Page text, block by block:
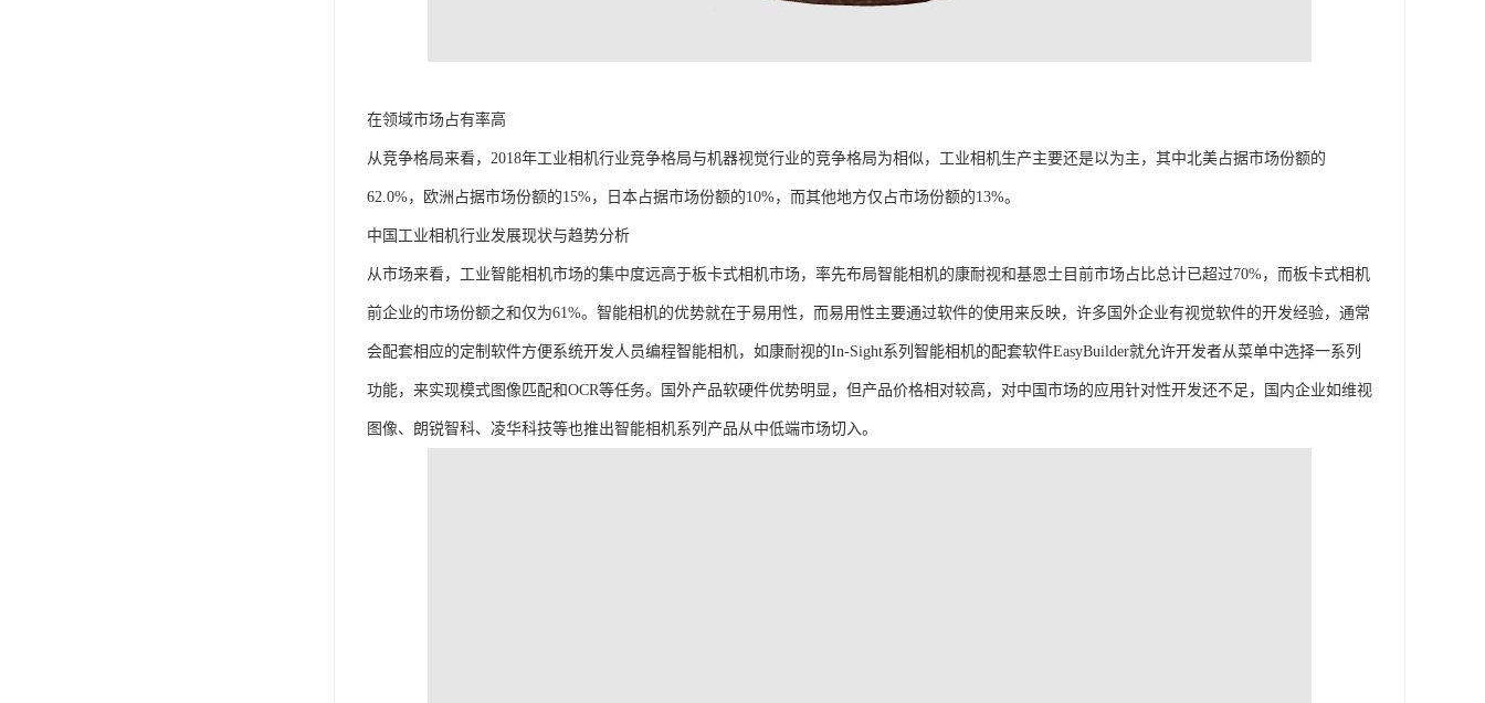
在领域市场占有率高
从竞争格局来看，2018年工业相机行业竞争格局与机器视觉行业的竞争格局为相似，工业相机生产主要还是以为主，其中北美占据市场份额的
62.0%，欧洲占据市场份额的15%，日本占据市场份额的10%，而其他地方仅占市场份额的13%。
中国工业相机行业发展现状与趋势分析
从市场来看，工业智能相机市场的集中度远高于板卡式相机市场，率先布局智能相机的康耐视和基恩士目前市场占比总计已超过70%，而板卡式相机
前企业的市场份额之和仅为61%。智能相机的优势就在于易用性，而易用性主要通过软件的使用来反映，许多国外企业有视觉软件的开发经验，通常
会配套相应的定制软件方便系统开发人员编程智能相机，如康耐视的In-Sight系列智能相机的配套软件EasyBuilder就允许开发者从菜单中选择一系列
功能，来实现模式图像匹配和OCR等任务。国外产品软硬件优势明显，但产品价格相对较高，对中国市场的应用针对性开发还不足，国内企业如维视
图像、朗锐智科、凌华科技等也推出智能相机系列产品从中低端市场切入。